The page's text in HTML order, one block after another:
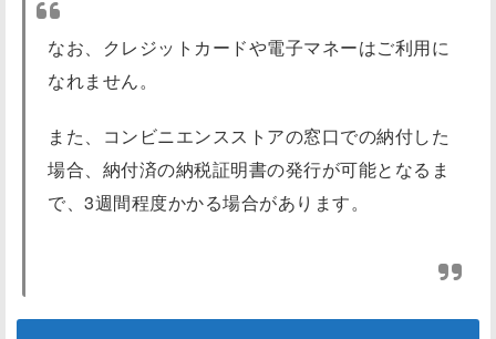
なお、クレジットカードや電子マネーはご利用に
なれません。
また、コンビニエンスストアの窓口での納付した
場合、納付済の納税証明書の発行が可能となるま
で、3週間程度かかる場合があります。